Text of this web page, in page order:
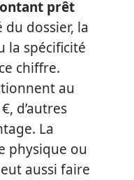
prêt
dossier, la
la spécificité
chiffre.
au
d’autres
La
physique ou
aussi faire